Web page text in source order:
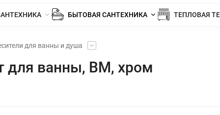
БЫТОВАЯ САНТЕХНИКА ТЕПЛОВАЯ
для ванны и душа
для ванны, ВМ, хром